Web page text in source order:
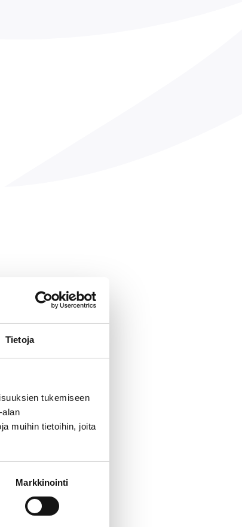
Tietoja
tukemiseen
muihin tietoihin, joita
Markkinointi